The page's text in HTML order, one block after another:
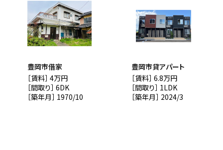
豊岡市借家
［賃料］ 4万円
［間取り］ 6DK
［築年月］ 1970/10
豊岡市貸アパート
［賃料］ 6.8万円
［間取り］ 1LDK
［築年月］ 2024/3